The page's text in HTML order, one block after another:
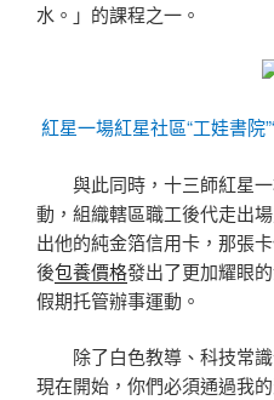
水。」的課程之一。
紅星一場紅星社區“工娃書院
與此同時，十三師紅星
動，組織轄區職工後代走出
出他的純金箔信用卡，那張
後包養價格發出了更加耀眼
假期托管辦事運動。
除了白色教導、科技常
現在開始，你們必須通過我